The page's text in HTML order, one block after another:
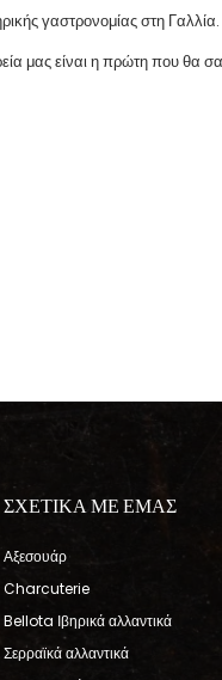
γαστρονομίας στη Γαλλία.
μας είναι η πρώτη που θα
ΣΧΕΤΙΚΑ ΜΕ ΕΜΑΣ
Αξεσουάρ
Charcuterie
Bellota Ιβηρικά αλλαντικά
Σερραϊκά αλλαντικά